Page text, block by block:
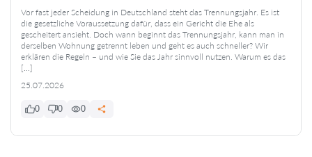
Vor fast jeder Scheidung in Deutschland steht das Trennungsjahr. Es ist
die gesetzliche Voraussetzung dafür, dass ein Gericht die Ehe als
gescheitert ansieht. Doch wann beginnt das Trennungsjahr, kann man in
derselben Wohnung getrennt leben und geht es auch schneller? Wir
erklären die Regeln – und wie Sie das Jahr sinnvoll nutzen. Warum es das
[…]
25.07.2026
0 0 0